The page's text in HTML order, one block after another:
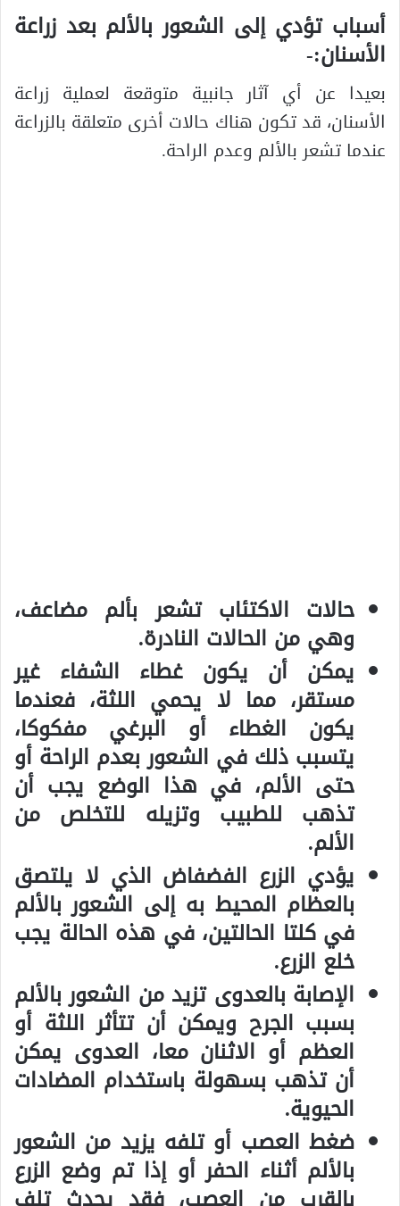
أسباب تؤدي إلى الشعور بالألم بعد زراعة
الأسنان:-
بعيدا عن أي آثار جانبية متوقعة لعملية زراعة
الأسنان، قد تكون هناك حالات أخرى متعلقة بالزراعة
عندما تشعر بالألم وعدم الراحة.
حالات الاكتئاب تشعر بألم مضاعف،
وهي من الحالات النادرة.
يمكن أن يكون غطاء الشفاء غير
مستقر، مما لا يحمي اللثة، فعندما
يكون الغطاء أو البرغي مفكوكا،
يتسبب ذلك في الشعور بعدم الراحة أو
حتى الألم، في هذا الوضع يجب أن
تذهب للطبيب وتزيله للتخلص من
الألم.
يؤدي الزرع الفضفاض الذي لا يلتصق
بالعظام المحيط به إلى الشعور بالألم
في كلتا الحالتين، في هذه الحالة يجب
خلع الزرع.
الإصابة بالعدوى تزيد من الشعور بالألم
بسبب الجرح ويمكن أن تتأثر اللثة أو
العظم أو الاثنان معا، العدوى يمكن
أن تذهب بسهولة باستخدام المضادات
الحيوية.
ضغط العصب أو تلفه يزيد من الشعور
بالألم أثناء الحفر أو إذا تم وضع الزرع